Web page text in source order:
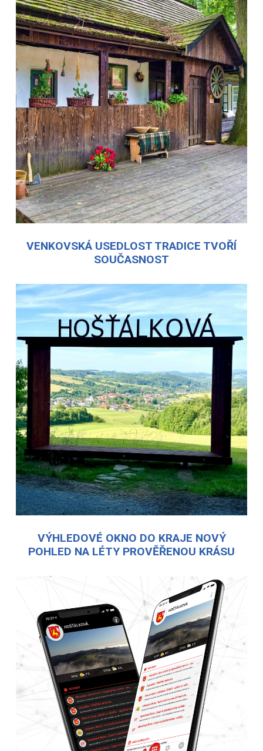
VENKOVSKÁ USEDLOST TRADICE TVOŘÍ
SOUČASNOST
VÝHLEDOVÉ OKNO DO KRAJE NOVÝ
POHLED NA LÉTY PROVĚŘENOU KRÁSU